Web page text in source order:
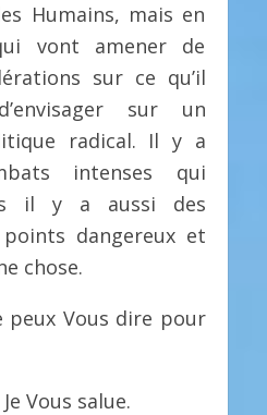
Humains, mais en
vont amener de
sur ce qu’il
sur un
radical. Il y a
intenses qui
il y a aussi des
dangereux et
chose.
peux Vous dire pour
Vous salue.